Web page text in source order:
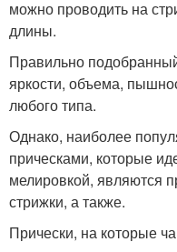
можно проводить на
длины.
Правильно
яркости, объема,
любого типа.
Однако, наиболее
прическами, которые
мелировкой, являются
стрижки, а также.
Прически, на которые